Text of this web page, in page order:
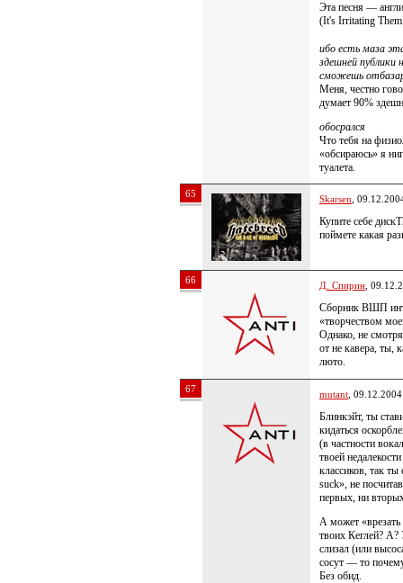
Эта песня —
(It's Irritating
ибо есть маза
здешней публики
сможешь
Меня, честно
думает 90%
обосрался
Что тебя на
«обсираюсь» я
туалета.
65 Skarsen ,
Купите себе
поймете какая
66 Д. Спирин ,
Сборник ВШП
«творчеством
Однако, не
от не кавера, ты,
люто.
67 mutant ,
Блинкэйт, ты
кидаться
(в частности
твоей
классиков, так
suck», не
первых, ни
А может
твоих Кеглей?
слизал (или
сосут — то
Без обид.